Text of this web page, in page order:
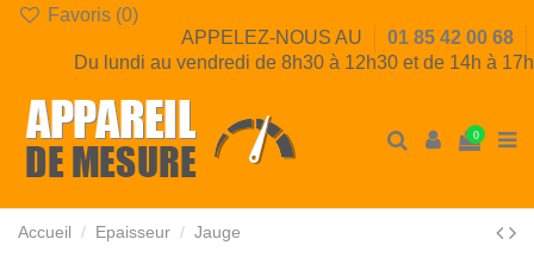
Favoris (0)
APPELEZ-NOUS AU
01 85 42 00 68
Du lundi au vendredi de 8h30 à 12h30 et de 14h à 17h
0
Accueil Epaisseur Jauge